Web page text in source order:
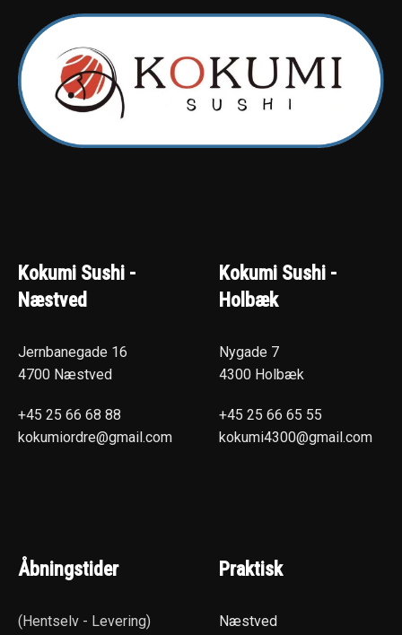
Kokumi Sushi -
Næstved
Jernbanegade 16
4700 Næstved
+45 25 66 68 88
kokumiordre@gmail.com
Kokumi Sushi -
Holbæk
Nygade 7
4300 Holbæk
+45 25 66 65 55
kokumi4300@gmail.com
Åbningstider
(Hentselv - Levering)
Praktisk
Næstved